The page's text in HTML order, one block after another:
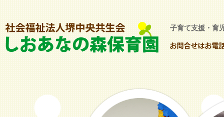
子育て支援・育